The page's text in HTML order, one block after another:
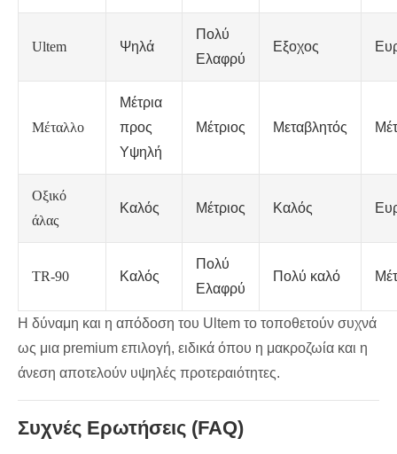
Ultem Ψηλά
Πολύ
Ελαφρύ
Εξοχος
Μέταλλο
Μέτρια
προς
Υψηλή
Μέτριος Μεταβλητός
Οξικό
άλας
Καλός Μέτριος Καλός
TR-90 Καλός
Πολύ
Ελαφρύ
Πολύ καλό
Η δύναμη και η απόδοση του Ultem το τοποθετούν συχνά
ως μια premium επιλογή, ειδικά όπου η μακροζωία και η
άνεση αποτελούν υψηλές προτεραιότητες.
Συχνές Ερωτήσεις (FAQ)